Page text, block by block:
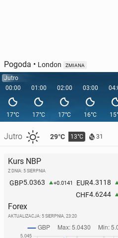
Pogoda • London ZMIANA
Jutro
00:00
17°C
Jutro 29°C 13°C 31
01:00
17°C
02:00
17°C
03:00
16°C
Kurs NBP
Z DNIA: 5 SIERPNIA
GBP5.0363 +0.0141 EUR4.3118
CHF4.6244
Forex
AKTUALIZACJA: 5 SIERPNIA, 23:20